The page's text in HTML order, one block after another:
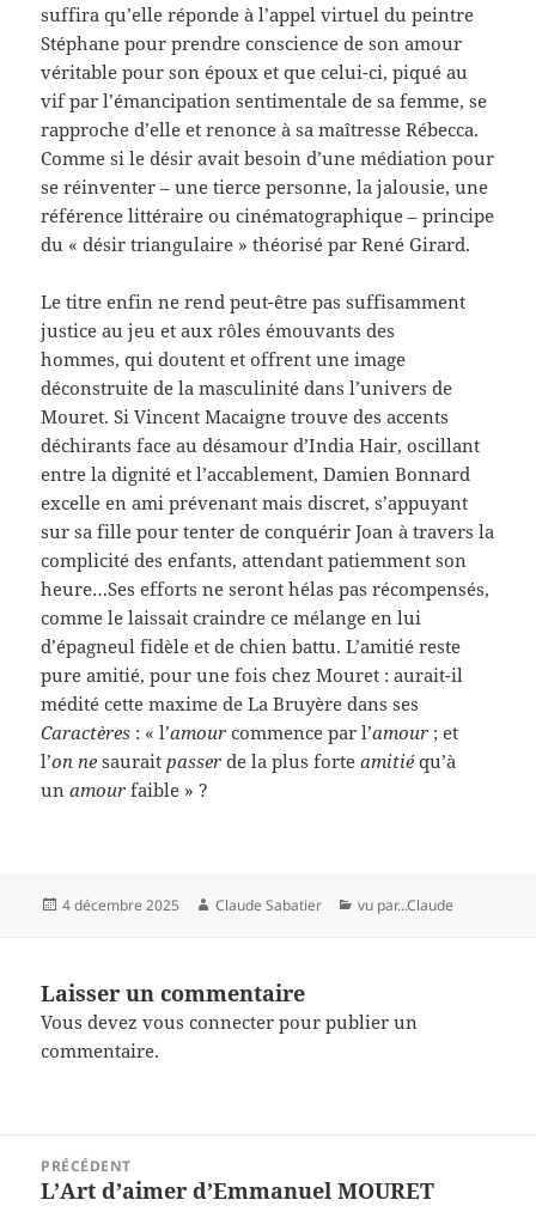
suffira qu’elle réponde à l’appel virtuel du peintre
Stéphane pour prendre conscience de son amour
véritable pour son époux et que celui-ci, piqué au
vif par l’émancipation sentimentale de sa femme, se
rapproche d’elle et renonce à sa maîtresse Rébecca.
Comme si le désir avait besoin d’une médiation pour
se réinventer – une tierce personne, la jalousie, une
référence littéraire ou cinématographique – principe
du « désir triangulaire » théorisé par René Girard.
Le titre enfin ne rend peut-être pas suffisamment
justice au jeu et aux rôles émouvants des
hommes, qui doutent et offrent une image
déconstruite de la masculinité dans l’univers de
Mouret. Si Vincent Macaigne trouve des accents
déchirants face au désamour d’India Hair, oscillant
entre la dignité et l’accablement, Damien Bonnard
excelle en ami prévenant mais discret, s’appuyant
sur sa fille pour tenter de conquérir Joan à travers la
complicité des enfants, attendant patiemment son
heure…Ses efforts ne seront hélas pas récompensés,
comme le laissait craindre ce mélange en lui
d’épagneul fidèle et de chien battu. L’amitié reste
pure amitié, pour une fois chez Mouret : aurait-il
médité cette maxime de La Bruyère dans ses
Caractères : « l’amour commence par l’amour ; et
l’on ne sauraitpasser de la plus forteamitiéqu’à
unamour faible » ?
Publié
4 décembre 2025 Auteur
Claude Sabatier Catégories
vu par...Claude
Laisser un commentaire
Vous devezvous connecter pour publier un
commentaire.
PRÉCÉDENT
Article
L’Art d’aimer d’Emmanuel MOURET